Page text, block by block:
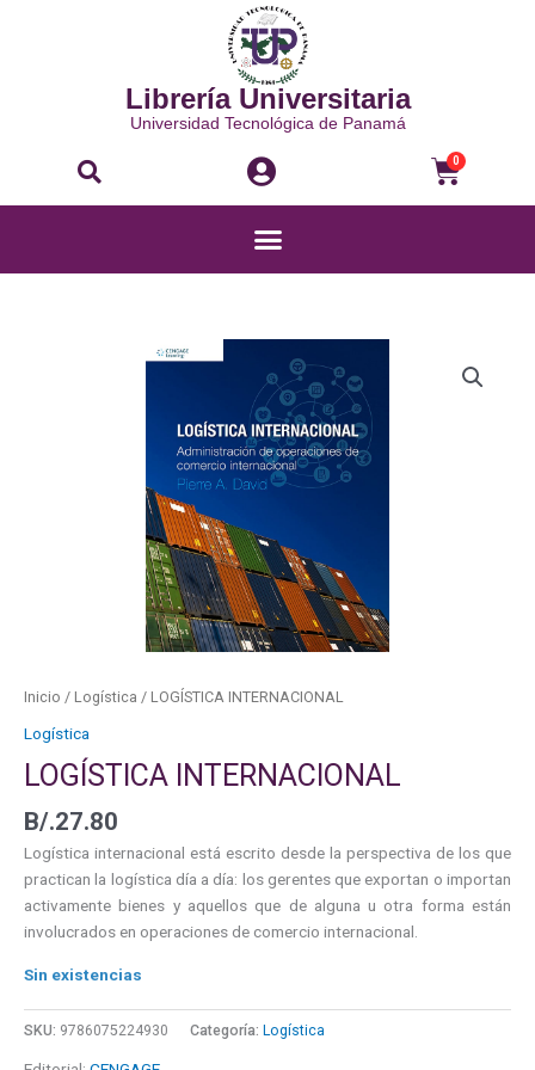
Librería Universitaria
Universidad Tecnológica de Panamá
Buscar 0
Menú
Inicio / Logística / LOGÍSTICA INTERNACIONAL
Logística
LOGÍSTICA INTERNACIONAL
B/.27.80
Logística internacional está escrito desde la perspectiva de los que
practican la logística día a día: los gerentes que exportan o importan
activamente bienes y aquellos que de alguna u otra forma están
involucrados en operaciones de comercio internacional.
Sin existencias
SKU: 9786075224930 Categoría: Logística